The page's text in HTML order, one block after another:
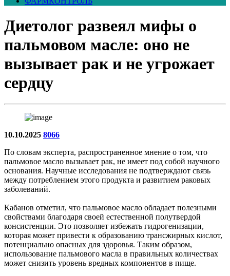
Диетолог развеял мифы о
пальмовом масле: оно не
вызывает рак и не угрожает
сердцу
10.10.2025 8066
По словам эксперта, распространенное мнение о том, что
пальмовое масло вызывает рак, не имеет под собой научного
основания. Научные исследования не подтверждают связь
между потреблением этого продукта и развитием раковых
заболеваний.
Кабанов отметил, что пальмовое масло обладает полезными
свойствами благодаря своей естественной полутвердой
консистенции. Это позволяет избежать гидрогенизации,
которая может привести к образованию трансжирных кислот,
потенциально опасных для здоровья. Таким образом,
использование пальмового масла в правильных количествах
может снизить уровень вредных компонентов в пище.